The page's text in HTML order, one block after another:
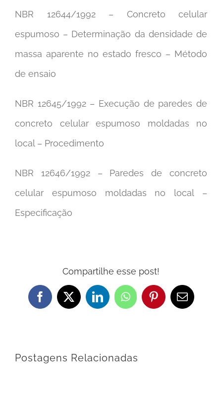
NBR 12644/1992 – Concreto celular
espumoso – Determinação da densidade de
massa aparente no estado fresco – Método
de ensaio
NBR 12645/1992 – Execução de paredes de
concreto celular espumoso moldadas no
local – Procedimento
NBR 12646/1992 – Paredes de concreto
celular espumoso moldadas no local –
Especificação
Compartilhe esse post!
Facebook
X LinkedInWhatsApp
Pinterest
E-
Postagens Relacionadas